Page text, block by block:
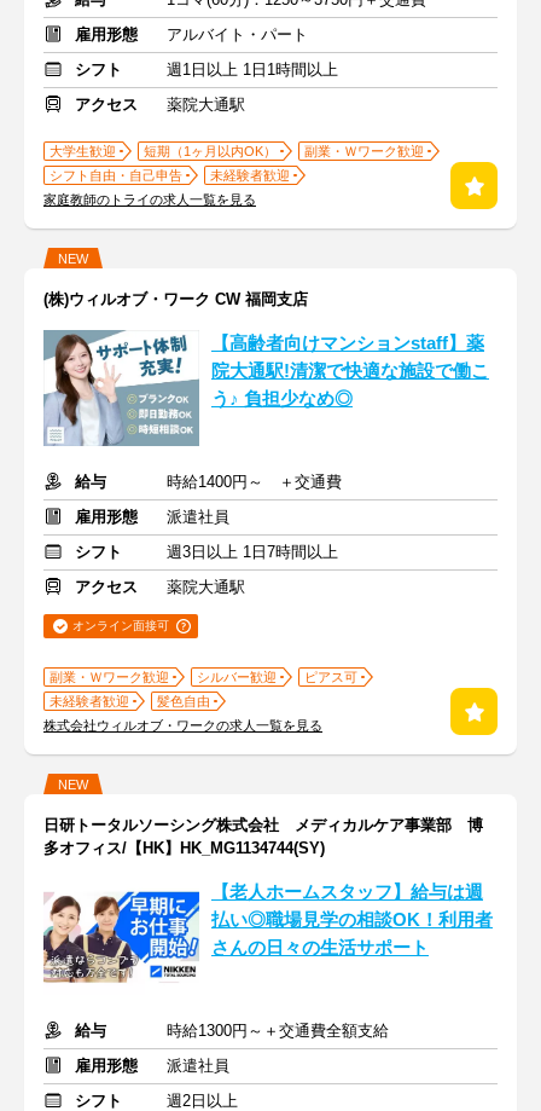
雇用形態
アルバイト・パート
シフト
週1日以上 1日1時間以上
アクセス
薬院大通駅
大学生歓迎 短期（1ヶ月以内OK）
副業・Ｗワーク歓迎
シフト自由・自己申告
未経験者歓迎
家庭教師のトライの求人一覧を見る
NEW
(株)ウィルオブ・ワーク CW 福岡支店
【高齢者向けマンションstaff】薬
院大通駅!清潔で快適な施設で働こ
う♪ 負担少なめ◎
給与
時給1400円～ ＋交通費
雇用形態
派遣社員
シフト
週3日以上 1日7時間以上
アクセス
薬院大通駅
オンライン面接可
副業・Ｗワーク歓迎 シルバー歓迎
ピアス可
未経験者歓迎
髪色自由
株式会社ウィルオブ・ワークの求人一覧を見る
NEW
日研トータルソーシング株式会社 メディカルケア事業部 博
多オフィス/【HK】HK_MG1134744(SY)
【老人ホームスタッフ】給与は週
払い◎職場見学の相談OK！利用者
さんの日々の生活サポート
給与
時給1300円～＋交通費全額支給
雇用形態
派遣社員
シフト
週2日以上